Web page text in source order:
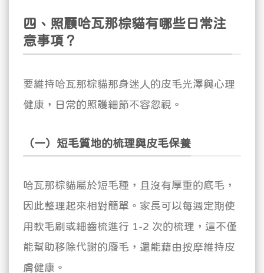
四、照顧哈瓦那棕貓有哪些日常注
意事項？
要維持哈瓦那棕貓那身迷人的皮毛光澤與心理
健康，日常的照護細節不容忽視。
（一）短毛質地的梳理與皮毛保養
哈瓦那棕貓屬於短毛種，且沒有厚重的底毛，
因此整理起來相對簡單。家長可以每週定期使
用軟毛刷或細齒梳進行 1-2 次的梳理，這不僅
能幫助移除代謝的廢毛，還能藉由按摩維持皮
膚健康。